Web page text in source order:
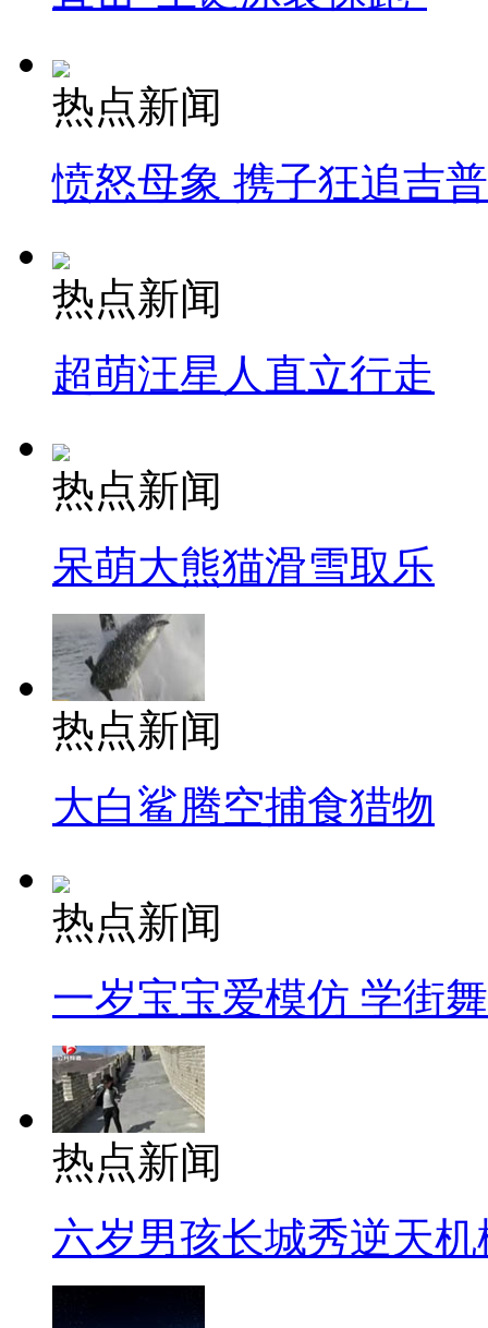
热点新闻
愤怒母象 携子狂追吉
热点新闻
超萌汪星人直立行走
热点新闻
呆萌大熊猫滑雪取乐
热点新闻
大白鲨腾空捕食猎物
热点新闻
一岁宝宝爱模仿 学街
热点新闻
六岁男孩长城秀逆天机